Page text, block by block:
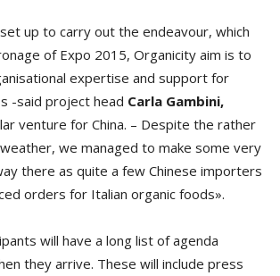
up to carry out the endeavour, which
of Expo 2015, Organicity aim is to
expertise and support for
-said project head Carla Gambini,
venture for China. – Despite the rather
we managed to make some very
there as quite a few Chinese importers
orders for Italian organic foods».
will have a long list of agenda
they arrive. These will include press